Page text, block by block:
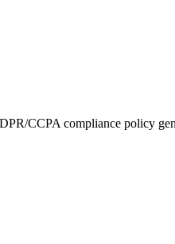
CCPA compliance policy